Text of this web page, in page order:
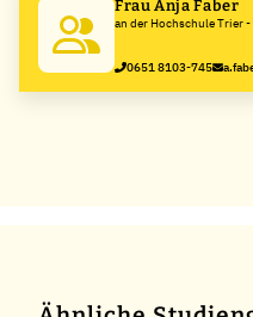
Frau Anja Faber
an der Hochschule Trier
0651 8103-745